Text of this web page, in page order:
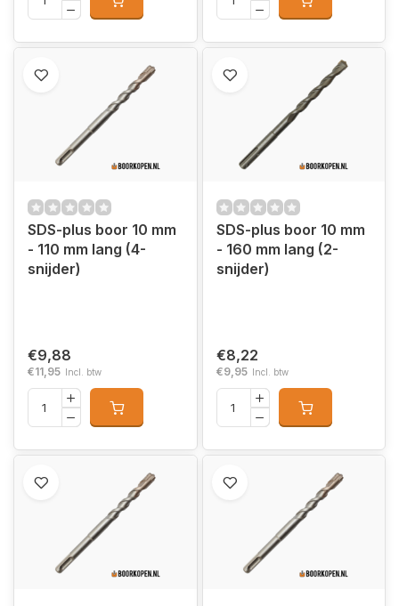
SDS-plus boor 10 mm
- 110 mm lang (4-
snijder)
€9,88
€11,95 Incl. btw
SDS-plus boor 10 mm
- 160 mm lang (2-
snijder)
€8,22
€9,95 Incl. btw